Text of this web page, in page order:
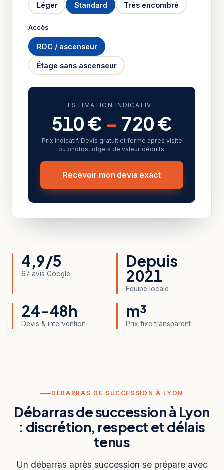
Léger Standard Très encombré
Accès
RDC / ascenseur
Étage sans ascenseur
ESTIMATION INDICATIVE
510 € – 720 €
Prix indicatif. Devis gratuit et ferme après visite
ou photos, objets de valeur déduits.
Recevoir mon devis exact
4,9/5
67 avis Google
Depuis
2021
Équipe locale
24-48h
Devis & intervention
m³
Prix fixe transparent
DÉBARRAS DE SUCCESSION À LYON
Débarras de succession à Lyon
: discrétion, respect et délais
tenus
Un débarras après succession se prépare avec